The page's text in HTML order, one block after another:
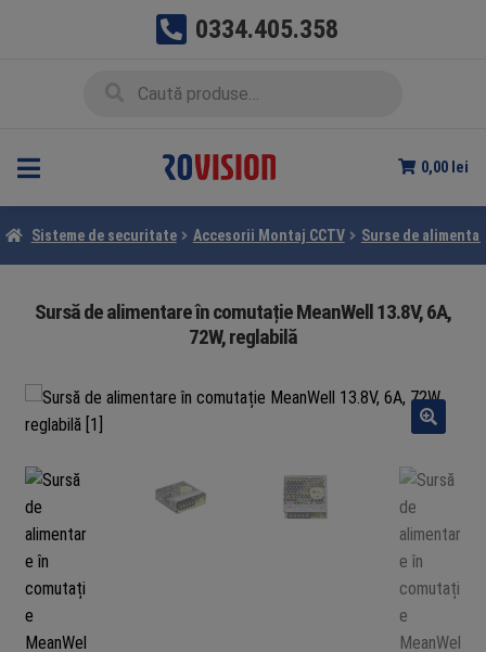
0334.405.358
0,00 lei
Sisteme de securitate Accesorii Montaj CCTV Surse de
Sursă de alimentare în comutație MeanWell 13.8V, 6A,
72W, reglabilă